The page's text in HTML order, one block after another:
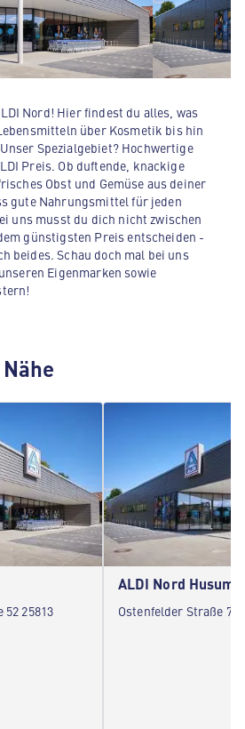
Nord! Hier findest du alles, was
über Kosmetik bis hin
Spezialgebiet? Hochwertige
Preis. Ob duftende, knackige
Obst und Gemüse aus deiner
gute Nahrungsmittel für jeden
uns musst du dich nicht zwischen
günstigsten Preis entscheiden -
beides. Schau doch mal bei uns
Eigenmarken sowie
25813
ALDI Nord Husum
Ostenfelder Straße 70